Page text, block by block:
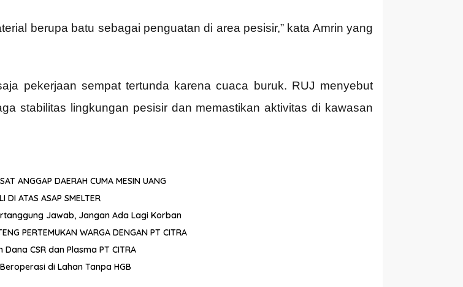
berupa batu sebagai penguatan di area pesisir,” kata Amrin yang
pekerjaan sempat tertunda karena cuaca buruk. RUJ menyebut
stabilitas lingkungan pesisir dan memastikan aktivitas di kawasan
ANGGAP DAERAH CUMA MESIN UANG
DI ATAS ASAP SMELTER
Jawab, Jangan Ada Lagi Korban
PERTEMUKAN WARGA DENGAN PT CITRA
CSR dan Plasma PT CITRA
di Lahan Tanpa HGB